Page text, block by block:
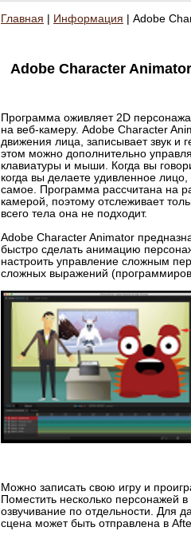
Главная | Информация | Adobe
Adobe Character
Программа оживляет 2D персонажа
на веб-камеру. Adobe Character
движения лица, записывает звук и
этом можно дополнительно
клавиатуры и мыши. Когда вы
когда вы делаете удивленное
самое. Программа рассчитана на
камерой, поэтому отслеживает
всего тела она не подходит.
Adobe Character Animator
быстро сделать анимацию
настроить управление сложным
сложных выражений
Можно записать свою игру и
Поместить несколько персонажей
озвучивание по отдельности. Для
сцена может быть отправлена в